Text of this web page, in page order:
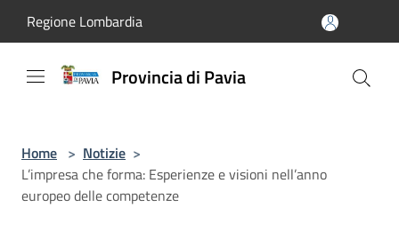
Regione Lombardia
Provincia di Pavia
Home > Notizie >
L’impresa che forma: Esperienze e visioni nell’anno
europeo delle competenze